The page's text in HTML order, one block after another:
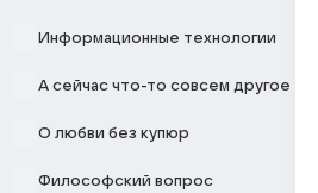
Информационные технологии
А сейчас что-то совсем другое
О любви без купюр
Философский вопрос